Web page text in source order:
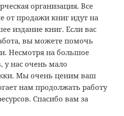
организация. Все
от продажи книг идут на
издание книг. Если вас
вы можете помочь
Несмотря на большое
у нас очень мало
Мы очень ценим ваш
нам продолжать работу
Спасибо вам за